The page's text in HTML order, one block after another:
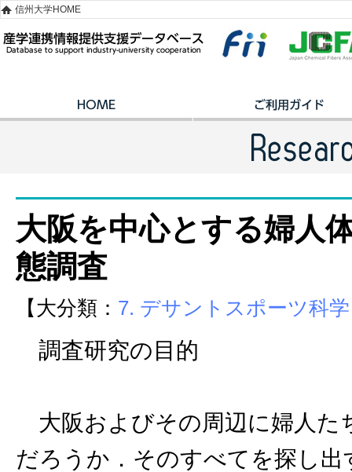
信州大学HOME
大阪を中心とする婦人
態調査
【大分類： 7. デサントスポーツ科学
調査研究の目的
大阪およびその周辺に婦人た
だろうか．そのすべてを探し